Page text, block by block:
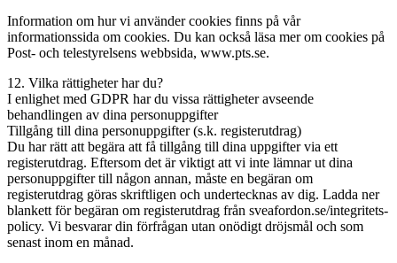
Information om hur vi använder cookies finns på vår
informationssida om cookies. Du kan också läsa mer om cookies på
Post- och telestyrelsens webbsida, www.pts.se.
12. Vilka rättigheter har du?
I enlighet med GDPR har du vissa rättigheter avseende
behandlingen av dina personuppgifter
Tillgång till dina personuppgifter (s.k. registerutdrag)
Du har rätt att begära att få tillgång till dina uppgifter via ett
registerutdrag. Eftersom det är viktigt att vi inte lämnar ut dina
personuppgifter till någon annan, måste en begäran om
registerutdrag göras skriftligen och undertecknas av dig. Ladda ner
blankett för begäran om registerutdrag från sveafordon.se/integritets-
policy. Vi besvarar din förfrågan utan onödigt dröjsmål och som
senast inom en månad.